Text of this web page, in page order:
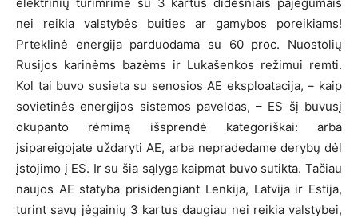
nei reikia valstybės buities ar gamybos poreikiams!
Prteklinė energija parduodama su 60 proc. Nuostolių
Rusijos karinėms bazėms ir Lukašenkos režimui remti.
Kol tai buvo susieta su senosios AE eksploatacija, – kaip
sovietinės energijos sistemos paveldas, – ES šį buvusį
okupanto rėmimą išsprendė kategoriškai: arba
įsipareigojate uždaryti AE, arba nepradedame derybų dėl
įstojimo į ES. Ir su šia sąlyga kaipmat buvo sutikta. Tačiau
naujos AE statyba prisidengiant Lenkija, Latvija ir Estija,
turint savų jėgainių 3 kartus daugiau nei reikia valstybei,